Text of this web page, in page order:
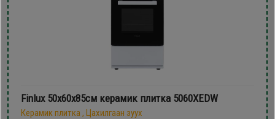
Finlux 50х60х85см керамик плитка 5060XEDW
Керамик плитка , Цахилгаан зуух